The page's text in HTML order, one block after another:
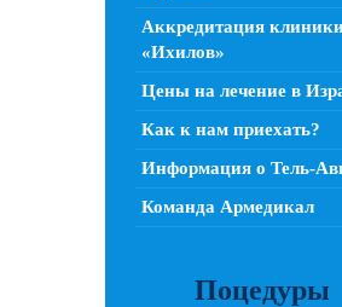
Аккредитация
«Ихилов»
Цены на лечение в
Как к нам приехать?
Информация о Тель-
Команда Армедикал
Поцедуры